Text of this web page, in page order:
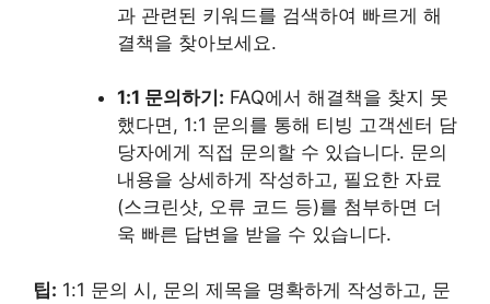
과 관련된 키워드를 검색하여 빠르게 해
결책을 찾아보세요.
1:1 문의하기: FAQ에서 해결책을 찾지 못
했다면, 1:1 문의를 통해 티빙 고객센터 담
당자에게 직접 문의할 수 있습니다. 문의
내용을 상세하게 작성하고, 필요한 자료
(스크린샷, 오류 코드 등)를 첨부하면 더
욱 빠른 답변을 받을 수 있습니다.
팁: 1:1 문의 시, 문의 제목을 명확하게 작성하고, 문